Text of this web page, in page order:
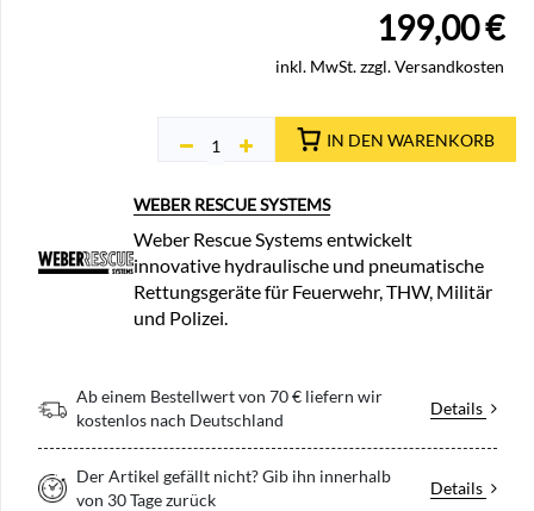
199,00€
inkl. MwSt. zzgl. Versandkosten
IN DEN WARENKORB
WEBER RESCUE SYSTEMS
Weber Rescue Systems entwickelt
innovative hydraulische und pneumatische
Rettungsgeräte für Feuerwehr, THW, Militär
und Polizei.
Ab einem Bestellwert von 70 € liefern wir
kostenlos nach Deutschland
Details
Der Artikel gefällt nicht? Gib ihn innerhalb
von 30 Tage zurück
Details